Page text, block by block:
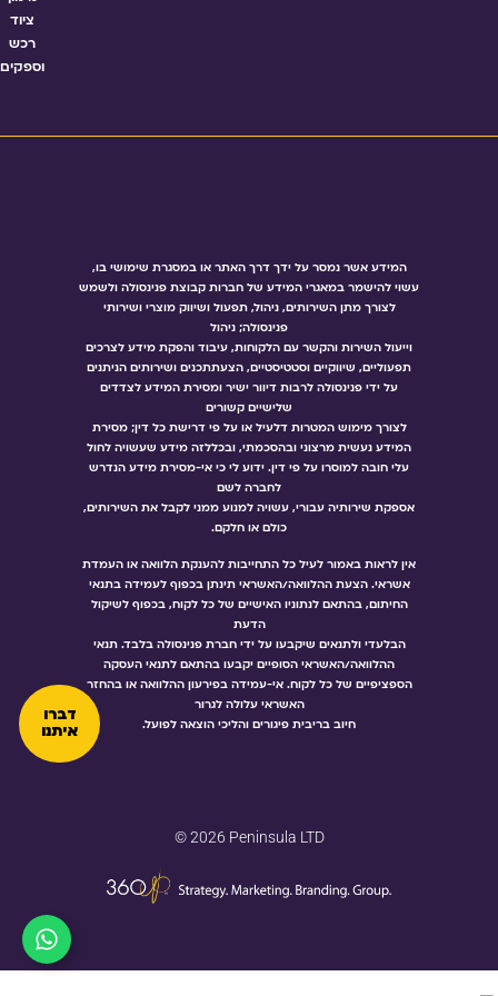
ציוד
רכש
וספקים
המידע אשר נמסר על ידך דרך האתר או במסגרת שימושי בו,
עשוי להישמר במאגרי המידע של חברות קבוצת פנינסולה ולשמש
לצורך מתן השירותים, ניהול, תפעול ושיווק מוצרי ושירותי
פנינסולה; ניהול
וייעול השירות והקשר עם הלקוחות, עיבוד והפקת מידע לצרכים
תפעוליים, שיווקיים וסטטיסטיים, הצעתתכנים ושירותים הניתנים
על ידי פנינסולה לרבות דיוור ישיר ומסירת המידע לצדדים
שלישיים קשורים
לצורך מימוש המטרות דלעיל או על פי דרישת כל דין; מסירת
המידע נעשית מרצוני ובהסכמתי, ובכללזה מידע שעשויה לחול
עלי חובה למוסרו על פי דין. ידוע לי כי אי-מסירת מידע הנדרש
לחברה לשם
אספקת שירותיה עבורי, עשויה למנוע ממני לקבל את השירותים,
כולם או חלקם.
אין לראות באמור לעיל כל התחייבות להענקת הלוואה או העמדת
אשראי. הצעת ההלוואה/האשראי תינתן בכפוף לעמידה בתנאי
החיתום, בהתאם לנתוניו האישיים של כל לקוח, בכפוף לשיקול
הדעת
הבלעדי ולתנאים שיקבעו על ידי חברת פנינסולה בלבד. תנאי
ההלוואה/האשראי הסופיים יקבעו בהתאם לתנאי העסקה
הספציפיים של כל לקוח. אי-עמידה בפירעון ההלוואה או בהחזר
האשראי עלולה לגרור
חיוב בריבית פיגורים והליכי הוצאה לפועל.
© 2026 Peninsula LTD
דברו
איתנו